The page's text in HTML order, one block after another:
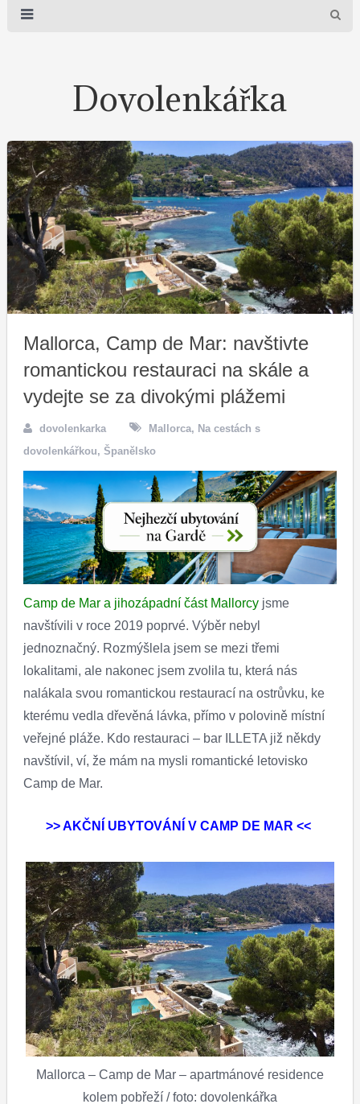
Dovolenkářka
Mallorca, Camp de Mar: navštivte
romantickou restauraci na skále a
vydejte se za divokými plážemi
dovolenkarka Mallorca, Na cestách s
dovolenkářkou, Španělsko
Camp de Mar a jihozápadní část Mallorcyjsme
navštívili v roce 2019 poprvé. Výběr nebyl
jednoznačný. Rozmýšlela jsem se mezi třemi
lokalitami, ale nakonec jsem zvolila tu, která nás
nalákala svou romantickou restaurací na ostrůvku, ke
kterému vedla dřevěná lávka, přímo v polovině místní
veřejné pláže. Kdo restauraci – bar ILLETA již někdy
navštívil, ví, že mám na mysli romantické letovisko
Camp de Mar.
>> AKČNÍ UBYTOVÁNÍ V CAMP DE MAR <<
Mallorca – Camp de Mar – apartmánové residence
kolem pobřeží / foto: dovolenkářka